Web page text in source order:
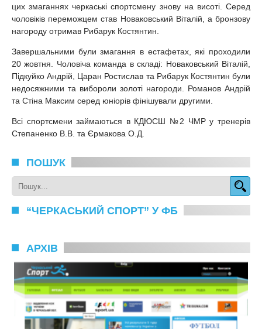
цих змаганнях черкаські спортсмену знову на висоті. Серед
чоловіків переможцем став Новаковський Віталій, а бронзову
нагороду отримав Рибарук Костянтин.
Завершальними були змагання в естафетах, які проходили
20 жовтня. Чоловіча команда в складі: Новаковський Віталій,
Підкуйко Андрій, Царан Ростислав та Рибарук Костянтин були
недосяжними та вибороли золоті нагороди. Романов Андрій
та Стіна Максим серед юніорів фінішували другими.
Всі спортсмени займаються в КДЮСШ №2 ЧМР у тренерів
Степаненко В.В. та Єрмакова О.Д.
ПОШУК
“ЧЕРКАСЬКИЙ СПОРТ” У ФБ
АРХІВ